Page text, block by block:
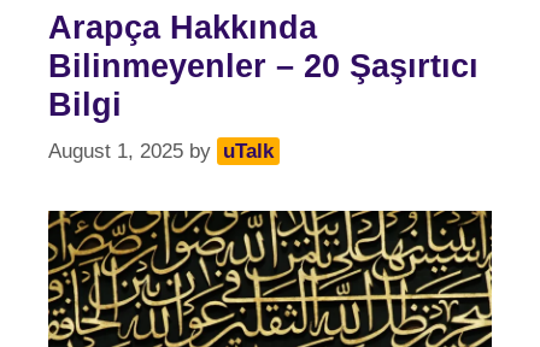
Arapça Hakkında
Bilinmeyenler – 20 Şaşırtıcı
Bilgi
August 1, 2025 by uTalk